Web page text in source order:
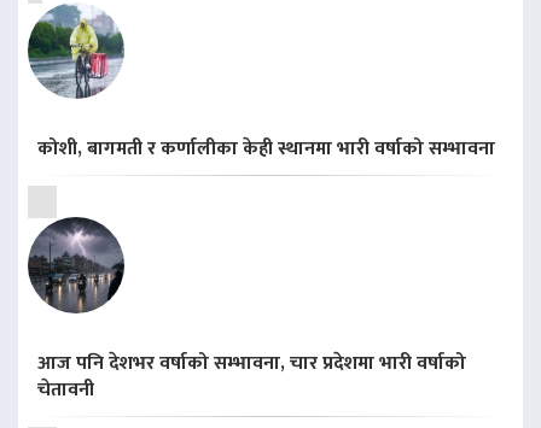
कोशी, बागमती र कर्णालीका केही स्थानमा भारी वर्षाको सम्भावना
आज पनि देशभर वर्षाको सम्भावना, चार प्रदेशमा भारी वर्षाको
चेतावनी